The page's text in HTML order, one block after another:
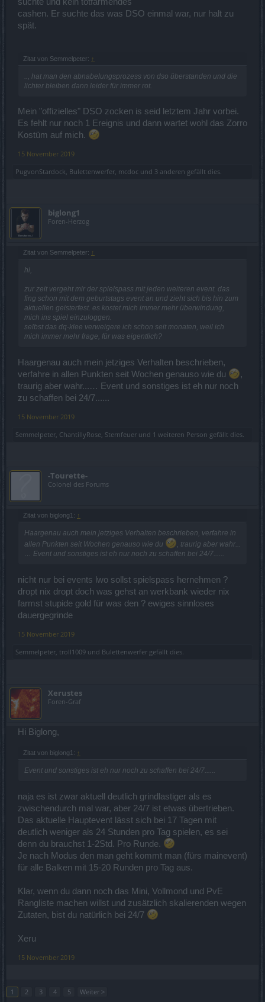
cashen. Er suchte das was DSO einmal war, nur halt zu
spät.
Zitat von Semmelpeter: ↑
.., hat man den abnabelungsprozess von dso überstanden und die
lichter bleiben dann leider für immer rot.
Mein "offizielles" DSO zocken is seid letztem Jahr vorbei.
Es fehlt nur noch 1 Ereignis und dann wartet wohl das Zorro
Kostüm auf mich.
15 November 2019
PugvonStardock, Bulettenwerfer, mcdoc und 3 anderen gefällt dies.
biglong1
Foren-Herzog
Zitat von Semmelpeter: ↑
hi,
zur zeit vergeht mir der spielspass mit jeden weiteren event. das
fing schon mit dem geburtstags event an und zieht sich bis hin zum
aktuellen geisterfest. es kostet mich immer mehr überwindung,
mich ins spiel einzuloggen.
selbst das dq-klee verweigere ich schon seit monaten, weil ich
mich immer mehr frage, für was eigentlich?
Haargenau auch mein jetziges Verhalten beschrieben,
verfahre in allen Punkten seit Wochen genauso wie du
,
traurig aber wahr...… Event und sonstiges ist eh nur noch
zu schaffen bei 24/7......
15 November 2019
Semmelpeter, ChantillyRose, Sternfeuer und 1 weiteren Person gefällt dies.
-Tourette-
Colonel des Forums
Zitat von biglong1: ↑
Haargenau auch mein jetziges Verhalten beschrieben, verfahre in
allen Punkten seit Wochen genauso wie du
, traurig aber wahr...
… Event und sonstiges ist eh nur noch zu schaffen bei 24/7......
nicht nur bei events lwo sollst spielspass hernehmen ?
dropt nix dropt doch was gehst an werkbank wieder nix
farmst stupide gold für was den ? ewiges sinnloses
dauergegrinde
15 November 2019
Semmelpeter troll1009 und Bulettenwerfer gefällt dies.
Xerustes
Foren-Graf
Hi Biglong,
Zitat von biglong1: ↑
Event und sonstiges ist eh nur noch zu schaffen bei 24/7......
naja es ist zwar aktuell deutlich grindlastiger als es
zwischendurch mal war, aber 24/7 ist etwas übertrieben.
Das aktuelle Hauptevent lässt sich bei 17 Tagen mit
deutlich weniger als 24 Stunden pro Tag spielen, es sei
denn du brauchst 1-2Std. Pro Runde.
Je nach Modus den man geht kommt man (fürs mainevent)
für alle Balken mit 15-20 Runden pro Tag aus.
Klar, wenn du dann noch das Mini, Vollmond und PvE
Rangliste machen willst und zusätzlich skalierenden wegen
Zutaten, bist du natürlich bei 24/7
Xeru
15 November 2019
1 2 3 4 5 Weiter >